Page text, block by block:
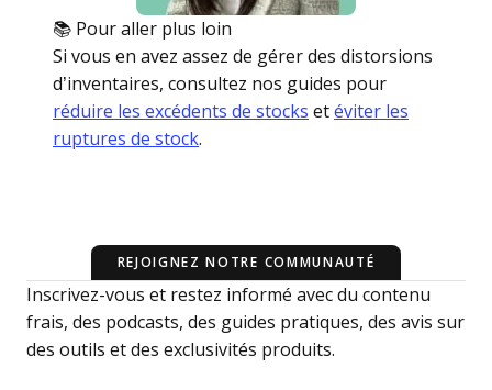
📚 Pour aller plus loin
Si vous en avez assez de gérer des distorsions
d’inventaires, consultez nos guides pour
réduire les excédents de stocks et éviter les
ruptures de stock.
REJOIGNEZ NOTRE COMMUNAUTÉ
Inscrivez-vous et restez informé avec du contenu
frais, des podcasts, des guides pratiques, des avis sur
des outils et des exclusivités produits.